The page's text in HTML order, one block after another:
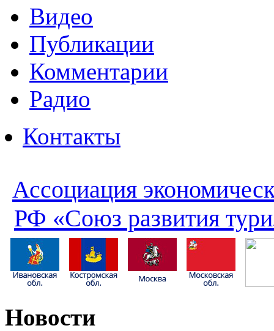
Видео
Публикации
Комментарии
Радио
Контакты
Ассоциация
РФ «Союз развития
Новости